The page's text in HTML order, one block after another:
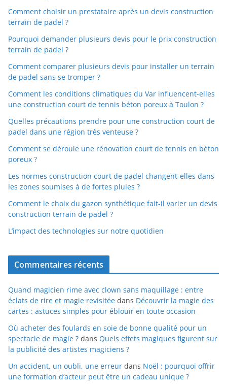
Comment choisir un prestataire après un devis construction
terrain de padel ?
Pourquoi demander plusieurs devis pour le prix construction
terrain de padel ?
Comment comparer plusieurs devis pour installer un terrain
de padel sans se tromper ?
Comment les conditions climatiques du Var influencent-elles
une construction court de tennis béton poreux à Toulon ?
Quelles précautions prendre pour une construction court de
padel dans une région très venteuse ?
Comment se déroule une rénovation court de tennis en béton
poreux ?
Les normes construction court de padel changent-elles dans
les zones soumises à de fortes pluies ?
Comment le choix du gazon synthétique fait-il varier un devis
construction terrain de padel ?
L’impact des technologies sur notre quotidien
Commentaires récents
Quand magicien rime avec clown sans maquillage : entre
éclats de rire et magie revisitée dans Découvrir la magie des
cartes : astuces simples pour éblouir en toute occasion
Où acheter des foulards en soie de bonne qualité pour un
spectacle de magie ? dans Quels effets magiques figurent sur
la publicité des artistes magiciens ?
Un accident, un oubli, une erreur dans Noël : pourquoi offrir
une formation d’acteur peut être un cadeau unique ?